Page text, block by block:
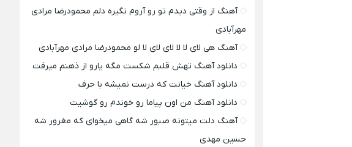
آهنگ از وقتی دیدم تو رو آروم نگیره دلم محمودرضا مرادی
مهرآبادی
آهنگ هی لای لا لا لای لای لا لو محمودرضا مرادی مهرآبادی
دانلود آهنگ تهش قلبم شکست مگه یارو از ذهنم میرفت
دانلود آهنگ خیانت که درست نمیشه با حرف
دانلود آهنگ من اون پیاما رو خوندم رو گوشیت
آهنگ دلت میتونه صبور شه گاهی میخوای که مغرور شه
حسین مهدی